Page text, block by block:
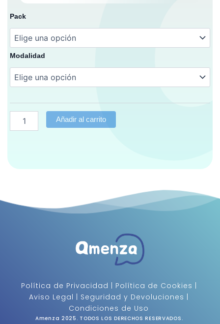
Pack
Modalidad
cantidad
Añadir al carrito
Política de Privacidad | Política de Cookies
Aviso Legal | Seguridad y Devoluciones
Condiciones de Uso
Amenza 2025. TODOS LOS DERECHOS RESERVADOS .